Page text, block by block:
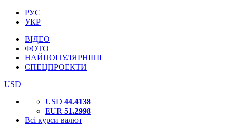
РУС
УКР
ВІДЕО
ФОТО
НАЙПОПУЛЯРНІШІ
СПЕЦПРОЕКТИ
USD
USD 44.4138
EUR 51.2998
Всі курси валют